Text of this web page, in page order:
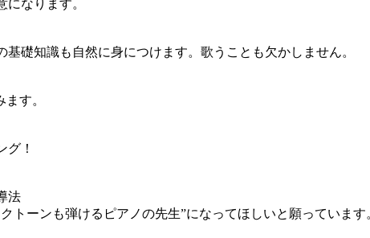
なります。
礎知識も自然に身につけます。歌うことも欠かしません。
す。
グ！
法
ーンも弾けるピアノの先生”になってほしいと願っています